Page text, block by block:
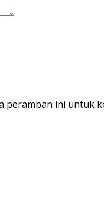
peramban ini untuk